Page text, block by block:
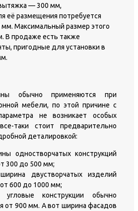
— 300 мм,
её размещения потребуется
Максимальный размер этого
В продаже есть также
пригодные для установки в
обычно применяются при
мебели, по этой причине с
не возникает особых
таки стоит предварительно
деталировкой:
одностворчатых конструкций
300 до 500 мм;
двустворчатых изделий
600 до 1000 мм;
конструкции обычно
от 900 мм. А вот ширина фасадов